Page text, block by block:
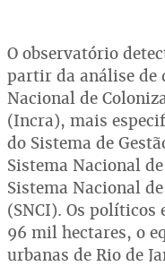
O observatório
partir da análise
Nacional de
(Incra), mais
do Sistema de
Sistema Nacional
Sistema Nacional
(SNCI). Os políticos
96 mil hectares, o
urbanas de Rio de